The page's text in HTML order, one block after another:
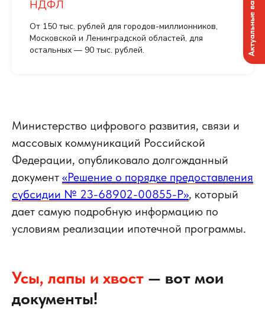
НДФЛ
От 150 тыс. рублей для городов-миллионников,
Московской и Ленинградской областей, для
остальных — 90 тыс. рублей.
Министерство цифрового развития, связи и
массовых коммуникаций Российской
Федерации, опубликовало долгожданный
документ «Решение о порядке предоставления
субсидии № 23-68902-00855-Р», который
дает самую подробную информацию по
условиям реализации ипотечной программы.
Усы, лапы и хвост — вот мои
документы!